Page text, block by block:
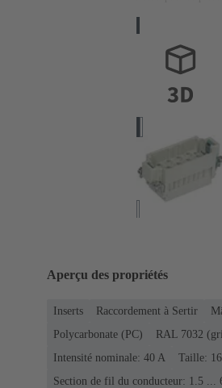
Aperçu des propriétés
Inserts Raccordement à Sertir
Polycarbonate (PC)
RAL 7032
Intensité nominale: ‌40 A
Taille:
Section de fil du conducteur: 1.5 ...